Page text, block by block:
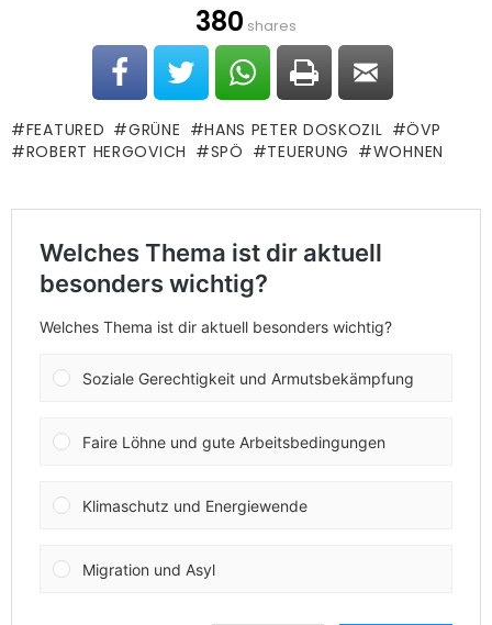
380 shares
FEATURED GRÜNE HANS PETER DOSKOZIL
ÖVP
ROBERT HERGOVICH
SPÖ TEUERUNG WOHNEN